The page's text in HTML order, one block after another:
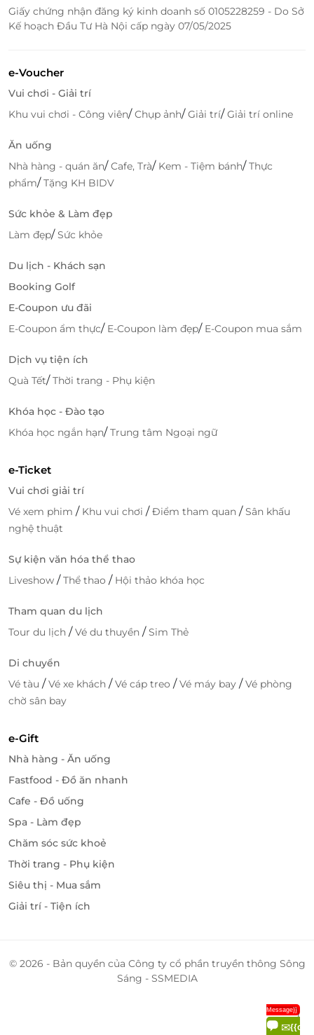
ngon khó cưỡng.
Đến nơi đây, thực khách sẽ cảm thấy vô cùng ấn
mắt được thể hiện ngay phía cửa nhà hàng. Đây
cũng là những gợi ý lý tưởng nếu như bạn vẫn còn
băn khoăn chưa biết lựa chọn món ăn nào.
đầu bếp biến tấu sao cho vừa giữ nguyên hương vị
thơm ngon đúng điệu, vừa phù hợp với khẩu vị của
người Việt.
Giấy chứng nhận đăng ký kinh doanh số 0105228259 - Do Sở
Kế hoạch Đầu Tư Hà Nội cấp ngày 07/05/2025
e-Voucher
Vui chơi - Giải trí
Khu vui chơi - Công viên/Chụp ảnh/Giải trí/Giải trí online
Ăn uống
Nhà hàng - quán ăn/Cafe, Trà/ Kem - Tiệm bánh/Thực
phẩm/Tặng KH BIDV
Sức khỏe & Làm đẹp
Làm đẹp/Sức khỏe
Du lịch - Khách sạn
Booking Golf
E-Coupon ưu đãi
E-Coupon ẩm thực/ E-Coupon làm đẹp/ E-Coupon mua sắm
Dịch vụ tiện ích
Quà Tết/Thời trang - Phụ kiện
Khóa học - Đào tạo
Khóa học ngắn hạn/Trung tâm Ngoại ngữ
e-Ticket
Vui chơi giải trí
Vé xem phim / Khu vui chơi /Điểm tham quan /Sân khấu
nghệ thuật
Sự kiện văn hóa thể thao
Liveshow /Thể thao / Hội thảo khóa học
Tham quan du lịch
Tour du lịch /Vé du thuyền /Sim Thẻ
Di chuyển
Vé tàu /Vé xe khách /Vé cáp treo /Vé máy bay /Vé phòng
chờ sân bay
e-Gift
Nhà hàng - Ăn uống
Fastfood - Đồ ăn nhanh
Cafe - Đồ uống
Spa - Làm đẹp
Chăm sóc sức khoẻ
Thời trang - Phụ kiện
Siêu thị - Mua sắm
Giải trí - Tiện ích
© 2026 - Bản quyền của Công ty cổ phần truyền thông Sông
Sáng - SSMEDIA